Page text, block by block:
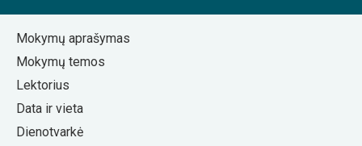
Mokymų aprašymas
Mokymų temos
Lektorius
Data ir vieta
Dienotvarkė